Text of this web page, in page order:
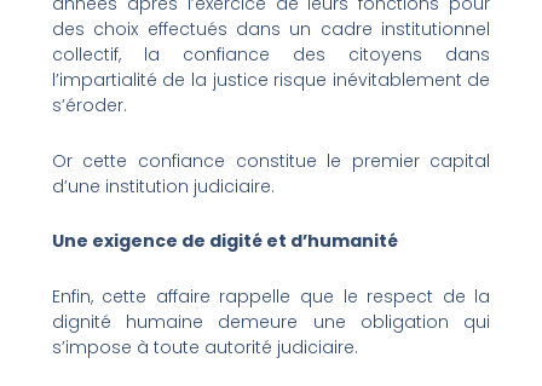
des choix effectués dans un cadre institutionnel
collectif, la confiance des citoyens dans
l’impartialité de la justice risque inévitablement de
s’éroder.
Or cette confiance constitue le premier capital
d’une institution judiciaire.
Une exigence de digité et d’humanité
Enfin, cette affaire rappelle que le respect de la
dignité humaine demeure une obligation qui
s’impose à toute autorité judiciaire.